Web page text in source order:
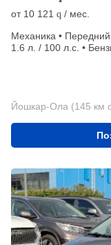
от 10 121 q / мес.
Механика • Передний
1.6 л. / 100 л.с. •
Йошкар-Ола (145 км